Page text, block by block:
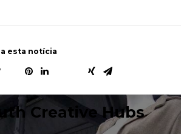
esta notícia
Creative Hubs